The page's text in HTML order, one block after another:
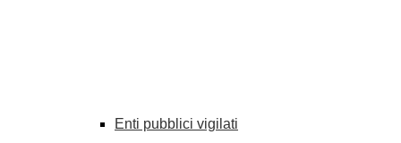
Enti pubblici vigilati